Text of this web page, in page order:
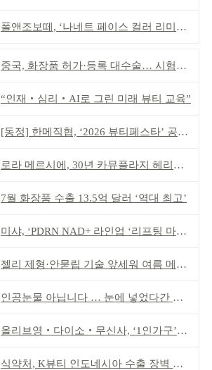
폴앤조보떼, ‘나네트 페이스 컬러 리미티드’ 출시
중국, 화장품 허가·등록 대수술… 시험자료 공용 허용
“인재‧심리‧AI로 그린 미래 뷰티 교육”
[동정] 한메직협, ‘2026 뷰티페스타’ 공동 주최
로라 메르시에, 30년 카뮤플라지 헤리티지 담아
7월 화장품 수출 13.5억 달러 ‘역대 최고’
미샤, ‘PDRN NAD+ 라인업 ‘리프팅 마스크’ 출시
젤리 제형·안묻립 기술 앞세워 여름 메이크업 시장 공략
인공눈물 아닙니다 … 눈에 넣었다간 각막 손상
올리브영‧다이소‧무신사, ‘1인가구’가 이끈다
식약처, K뷰티 인도네시아 수출 장벽 완화 성과